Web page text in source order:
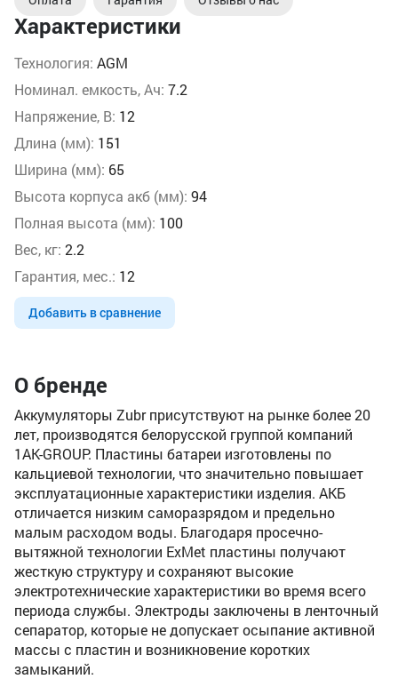
Характеристики
Технология: AGM
Номинал. емкость, Ач: 7.2
Напряжение, В: 12
Длина (мм): 151
Ширина (мм): 65
Высота корпуса акб (мм): 94
Полная высота (мм): 100
Вес, кг: 2.2
Гарантия, мес.: 12
Добавить в сравнение
О бренде
Аккумуляторы Zubr присутствуют на рынке более 20
лет, производятся белорусской группой компаний
1AK-GROUP. Пластины батареи изготовлены по
кальциевой технологии, что значительно повышает
эксплуатационные характеристики изделия. АКБ
отличается низким саморазрядом и предельно
малым расходом воды. Благодаря просечно-
вытяжной технологии ExMet пластины получают
жесткую структуру и сохраняют высокие
электротехнические характеристики во время всего
периода службы. Электроды заключены в ленточный
сепаратор, которые не допускает осыпание активной
массы с пластин и возникновение коротких
замыканий.